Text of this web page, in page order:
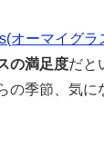
オーマイグラ
の満足度だと
の季節、気に